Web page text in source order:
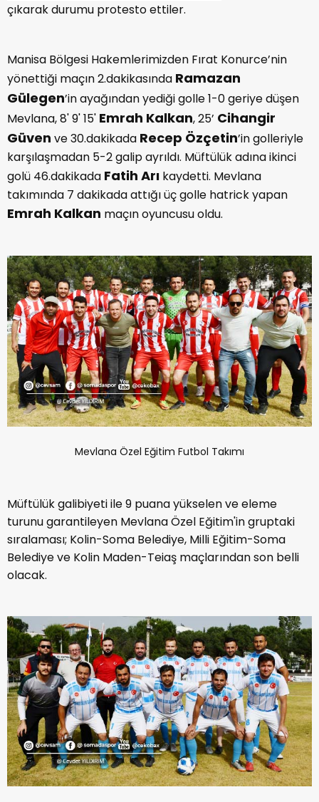
çıkarak durumu protesto ettiler.
Manisa Bölgesi Hakemlerimizden Fırat Konurce’nin
yönettiği maçın 2.dakikasında Ramazan
Gülegen’in ayağından yediği golle 1-0 geriye düşen
Mevlana, 8' 9' 15' Emrah Kalkan, 25’ Cihangir
Güven ve 30.dakikada Recep Özçetin’in golleriyle
karşılaşmadan 5-2 galip ayrıldı. Müftülük adına ikinci
golü 46.dakikada Fatih Arı kaydetti. Mevlana
takımında 7 dakikada attığı üç golle hatrick yapan
Emrah Kalkan maçın oyuncusu oldu.
Mevlana Özel Eğitim Futbol Takımı
Müftülük galibiyeti ile 9 puana yükselen ve eleme
turunu garantileyen Mevlana Özel Eğitim'in gruptaki
sıralaması; Kolin-Soma Belediye, Milli Eğitim-Soma
Belediye ve Kolin Maden-Teiaş maçlarından son belli
olacak.